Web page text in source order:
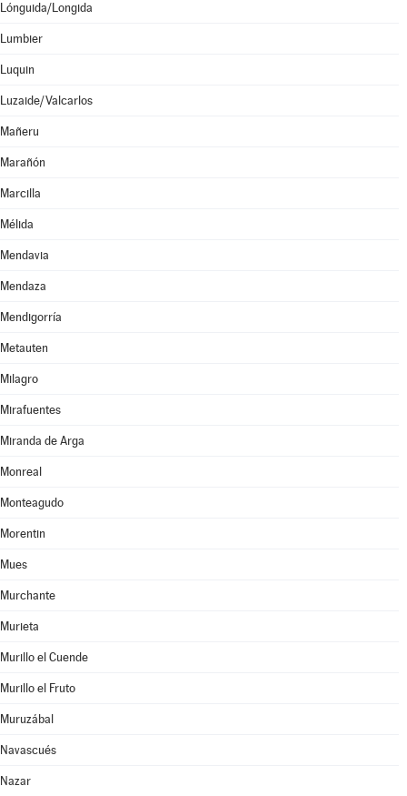
Lónguida/Longida
Lumbier
Luquin
Luzaide/Valcarlos
Mañeru
Marañón
Marcilla
Mélida
Mendavia
Mendaza
Mendigorría
Metauten
Milagro
Mirafuentes
Miranda de Arga
Monreal
Monteagudo
Morentin
Mues
Murchante
Murieta
Murillo el Cuende
Murillo el Fruto
Muruzábal
Navascués
Nazar